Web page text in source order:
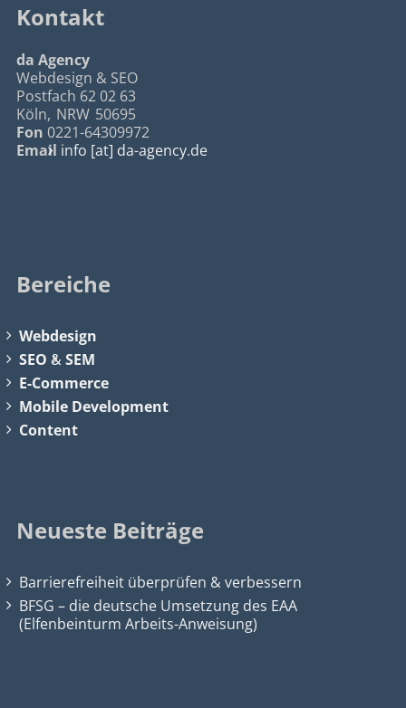
Kontakt
da Agency
Webdesign & SEO
Postfach 62 02 63
Köln, NRW 50695
Fon 0221-64309972
Email info [at] da-agency.de
Bereiche
Webdesign
SEO &SEM
E-Commerce
Mobile Development
Content
Neueste Beiträge
Barrierefreiheit überprüfen & verbessern
BFSG – die deutsche Umsetzung des EAA
(Elfenbeinturm Arbeits-Anweisung)